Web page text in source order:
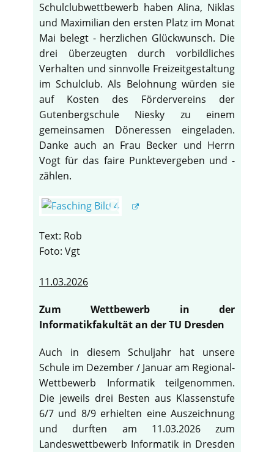
Schulclubwettbewerb haben Alina, Niklas
und Maximilian den ersten Platz im Monat
Mai belegt - herzlichen Glückwunsch. Die
drei überzeugten durch vorbildliches
Verhalten und sinnvolle Freizeitgestaltung
im Schulclub. Als Belohnung würden sie
auf Kosten des Fördervereins der
Gutenbergschule Niesky zu einem
gemeinsamen Döneressen eingeladen.
Danke auch an Frau Becker und Herrn
Vogt für das faire Punktevergeben und -
zählen.
Text: Rob
Foto: Vgt
11.03.2026
Zum Wettbewerb in der
Informatikfakultät an der TU Dresden
Auch in diesem Schuljahr hat unsere
Schule im Dezember / Januar am Regional-
Wettbewerb Informatik teilgenommen.
Die jeweils drei Besten aus Klassenstufe
6/7 und 8/9 erhielten eine Auszeichnung
und durften am 11.03.2026 zum
Landeswettbewerb Informatik in Dresden